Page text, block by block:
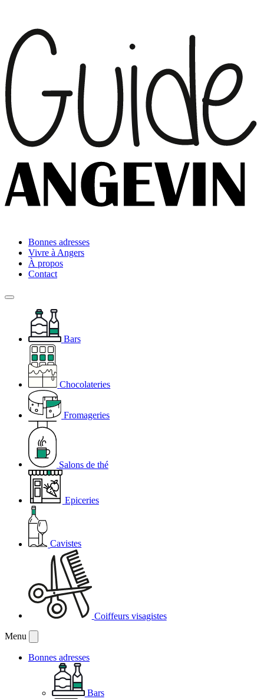
Bonnes adresses
Vivre à Angers
À propos
Contact
Bars
Chocolateries
Fromageries
Salons de thé
Epiceries
Cavistes
Coiffeurs visagistes
Menu
Bonnes adresses
Bars